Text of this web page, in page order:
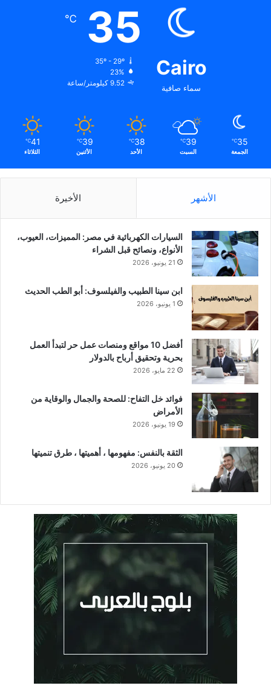
Cairo
سماء صافية
35
℃
35º - 29º
23%
9.52 كيلومتر/ساعة
35
℃
الجمعة
39
℃
السبت
38
℃
الأحد
39
℃
الأثنين
41
℃
الثلاثاء
الأشهر الأخيرة
السيارات الكهربائية في مصر: المميزات، العيوب،
الأنواع، ونصائح قبل الشراء
21 يونيو، 2026
ابن سينا الطبيب والفيلسوف: أبو الطب الحديث
1 يونيو، 2026
أفضل 10 مواقع ومنصات عمل حر لتبدأ العمل
بحرية وتحقيق أرباح بالدولار
22 مايو، 2026
فوائد خل التفاح: للصحة والجمال والوقاية من
الأمراض
19 يونيو، 2026
الثقة بالنفس: مفهومها ، أهميتها ، طرق تنميتها
20 يونيو، 2026